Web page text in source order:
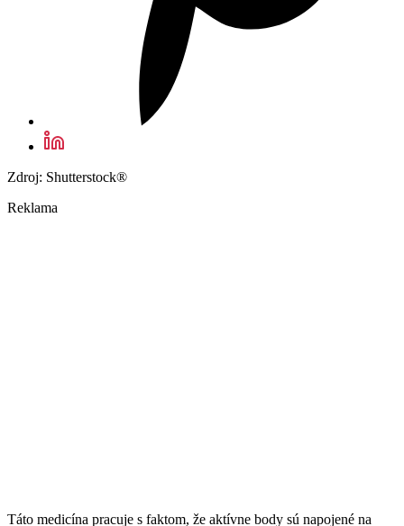
Zdroj: Shutterstock®
Reklama
Táto medicína pracuje s faktom, že aktívne body sú napojené na